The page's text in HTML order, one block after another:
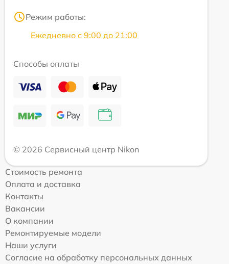
Режим работы:
Ежедневно с 9:00 до 21:00
Способы оплаты
© 2026 Сервисный центр Nikon
Стоимость ремонта
Оплата и доставка
Контакты
Вакансии
О компании
Ремонтируемые модели
Наши услуги
Согласие на обработку персональных данных